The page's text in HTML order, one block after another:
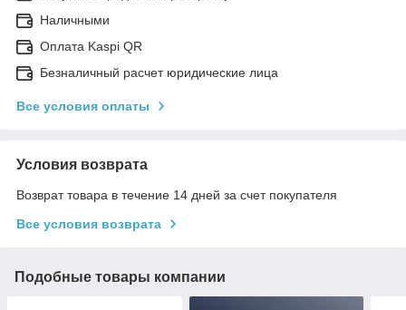
Наличными
Оплата Kaspi QR
Безналичный расчет юридические лица
Все условия оплаты
Условия возврата
Возврат товара в течение 14 дней за счет покупателя
Все условия возврата
Подобные товары компании